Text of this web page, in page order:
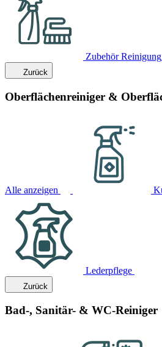
Zubehör Reinigung
Zurück
Oberflächenreiniger &
Alle anzeigen
Lederpflege
Zurück
Bad-, Sanitär- & WC-Reiniger